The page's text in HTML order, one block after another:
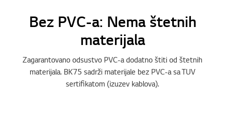
Bez PVC-a: Nema štetnih
materijala
Zagarantovano odsustvo PVC-a dodatno štiti od štetnih
materijala. BK75 sadrži materijale bez PVC-a sa TUV
sertifikatom (izuzev kablova).